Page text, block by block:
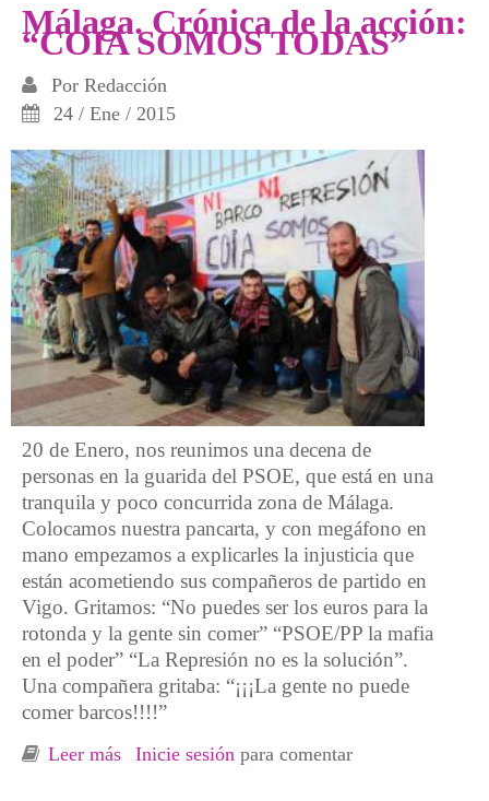
Málaga. Crónica de la acción:
“COIA SOMOS TODAS”
Por Redacción
24 / Ene / 2015
20 de Enero, nos reunimos una decena de
personas en la guarida del PSOE, que está en una
tranquila y poco concurrida zona de Málaga.
Colocamos nuestra pancarta, y con megáfono en
mano empezamos a explicarles la injusticia que
están acometiendo sus compañeros de partido en
Vigo. Gritamos: “No puedes ser los euros para la
rotonda y la gente sin comer” “PSOE/PP la mafia
en el poder” “La Represión no es la solución”.
Una compañera gritaba: “¡¡¡La gente no puede
comer barcos!!!!”
Leer más sobre Málaga. Crónica de la acción: “COIA
Inicie sesión para comentar